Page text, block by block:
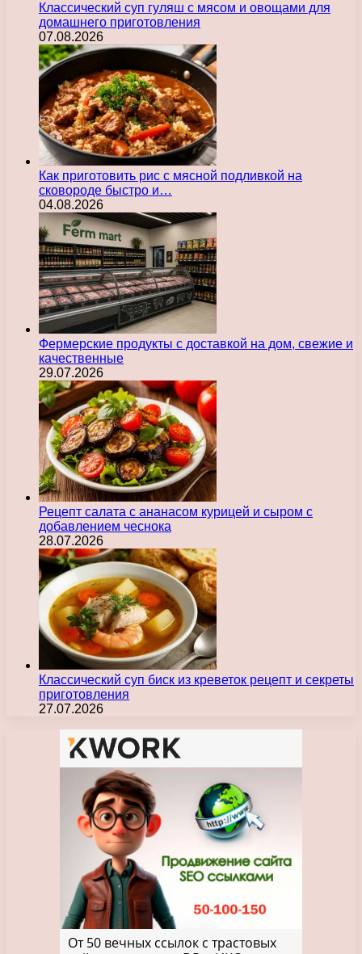
Классический суп гуляш с мясом и овощами для
домашнего приготовления
07.08.2026
Как приготовить рис с мясной подливкой на
сковороде быстро и…
04.08.2026
Фермерские продукты с доставкой на дом, свежие и
качественные
29.07.2026
Рецепт салата с ананасом курицей и сыром с
добавлением чеснока
28.07.2026
Классический суп биск из креветок рецепт и секреты
приготовления
27.07.2026